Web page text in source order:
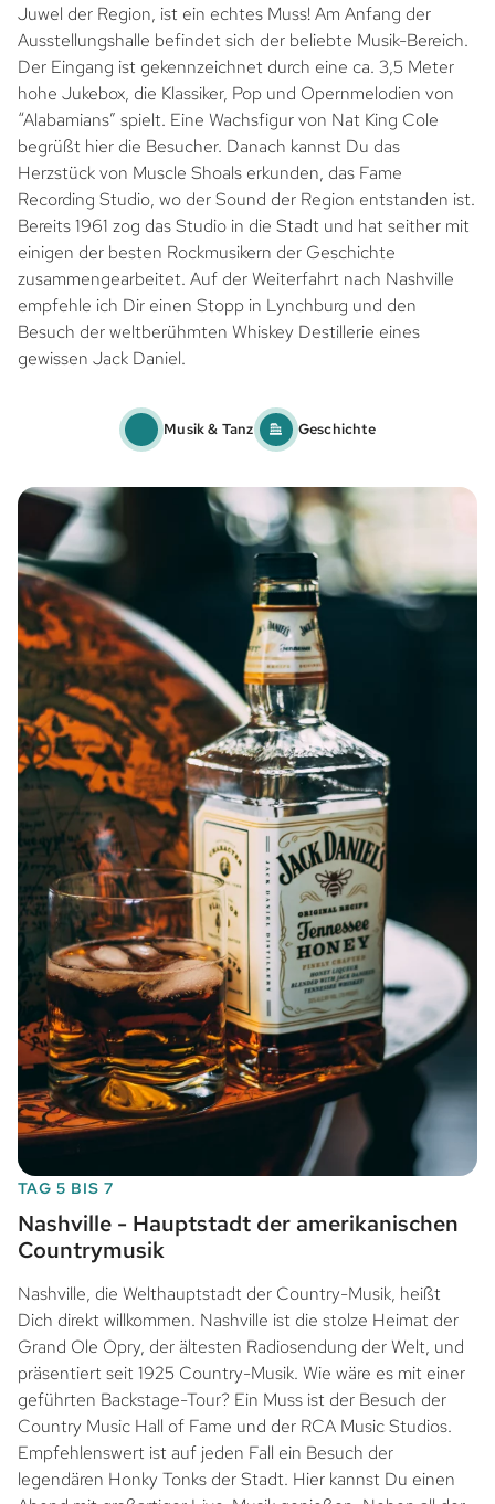
Juwel der Region, ist ein echtes Muss! Am Anfang der
Ausstellungshalle befindet sich der beliebte Musik-Bereich.
Der Eingang ist gekennzeichnet durch eine ca. 3,5 Meter
hohe Jukebox, die Klassiker, Pop und Opernmelodien von
“Alabamians” spielt. Eine Wachsfigur von Nat King Cole
begrüßt hier die Besucher. Danach kannst Du das
Herzstück von Muscle Shoals erkunden, das Fame
Recording Studio, wo der Sound der Region entstanden ist.
Bereits 1961 zog das Studio in die Stadt und hat seither mit
einigen der besten Rockmusikern der Geschichte
zusammengearbeitet. Auf der Weiterfahrt nach Nashville
empfehle ich Dir einen Stopp in Lynchburg und den
Besuch der weltberühmten Whiskey Destillerie eines
gewissen Jack Daniel.
Musik & Tanz Geschichte
TAG 5 BIS 7
Nashville - Hauptstadt der amerikanischen
Countrymusik
Nashville, die Welthauptstadt der Country-Musik, heißt
Dich direkt willkommen. Nashville ist die stolze Heimat der
Grand Ole Opry, der ältesten Radiosendung der Welt, und
präsentiert seit 1925 Country-Musik. Wie wäre es mit einer
geführten Backstage-Tour? Ein Muss ist der Besuch der
Country Music Hall of Fame und der RCA Music Studios.
Empfehlenswert ist auf jeden Fall ein Besuch der
legendären Honky Tonks der Stadt. Hier kannst Du einen